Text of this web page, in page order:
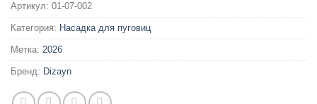
Артикул: 01-07-002
Категория: Насадка для пуговиц
Метка: 2026
Бренд: Dizayn